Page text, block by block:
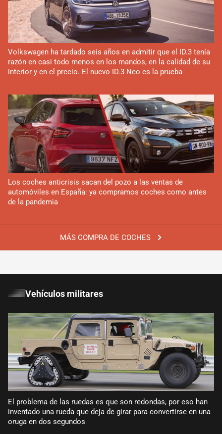
MÁS COMPRA DE COCHES
Volkswagen ha tardado seis años en admitir que el ID.3 tenía
razón en casi todo menos en los mandos, en la calidad de su
interior y en el precio. El nuevo ID.3 Neo es la prueba
Los coches anticrisis sacan del pozo a las ventas de
automóviles en España: ya compramos coches como antes
de la pandemia
Vehículos militares
El problema de las ruedas es que son redondas, por eso han
inventado una rueda que deja de girar para convertirse en una
oruga en dos segundos